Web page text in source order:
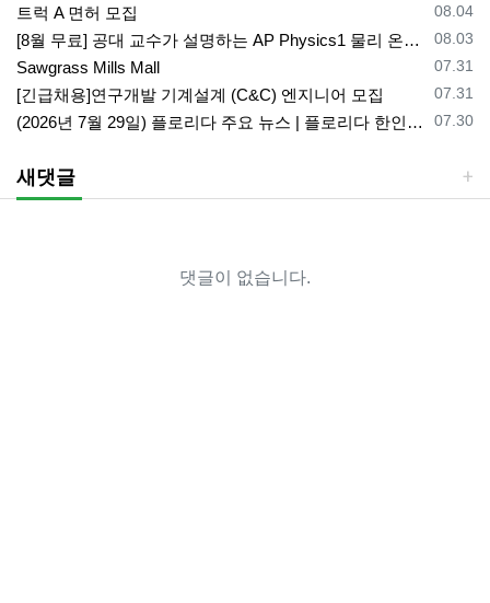
등록일
08.04
트럭 A 면허 모집
등록일
08.03
[8월 무료] 공대 교수가 설명하는 AP Physics1 물리 온라인 강의
등록일
07.31
Sawgrass Mills Mall
등록일
07.31
[긴급채용]연구개발 기계설계 (C&C) 엔지니어 모집
등록일
07.30
(2026년 7월 29일) 플로리다 주요 뉴스 | 플로리다 한인 닷컴
새댓글
댓글이 없습니다.